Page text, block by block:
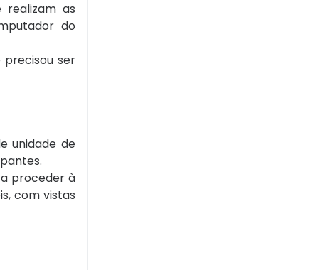
realizam as
do
ser
unidade de
proceder à
com vistas